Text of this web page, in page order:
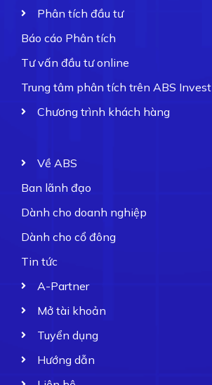
Phân tích đầu tư
Báo cáo Phân tích
Tư vấn đầu tư online
Trung tâm phân tích trên ABS Invest
Chương trình khách hàng
Về ABS
Ban lãnh đạo
Dành cho doanh nghiệp
Dành cho cổ đông
Tin tức
A-Partner
Mở tài khoản
Tuyển dụng
Hướng dẫn